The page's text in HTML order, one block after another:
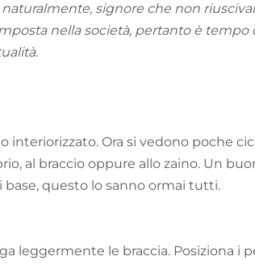
signore che non
nella società, pertanto è tempo
Ora si vedono poche
al braccio oppure allo zaino. Un
base, questo lo sanno ormai tutti.
leggermente le braccia. Posiziona i